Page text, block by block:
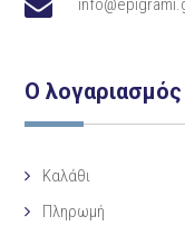
Ο
Καλάθι
Πληρωμή